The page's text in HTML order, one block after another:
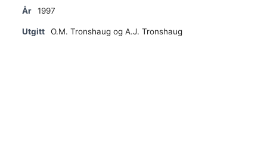
År 1997
Utgitt O.M. Tronshaug og A.J. Tronshaug